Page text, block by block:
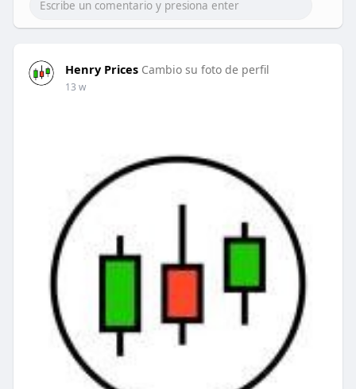
Henry Prices Cambio su foto de perfil
13 w